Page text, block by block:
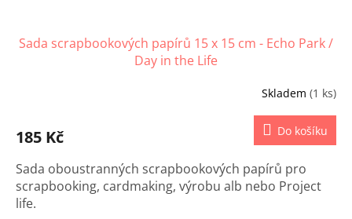
Sada scrapbookových papírů 15 x 15 cm - Echo Park /
Day in the Life
Skladem (1 ks)
185 Kč Do košíku
Sada oboustranných scrapbookových papírů pro
scrapbooking, cardmaking, výrobu alb nebo Project
life.